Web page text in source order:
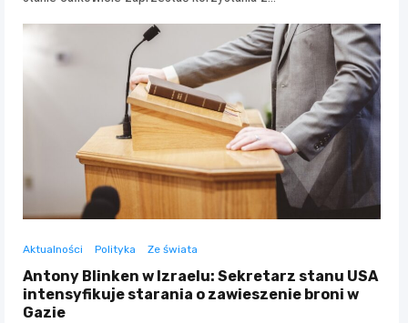
Aktualności Polityka Ze świata
Antony Blinken w Izraelu: Sekretarz stanu USA
intensyfikuje starania o zawieszenie broni w
Gazie